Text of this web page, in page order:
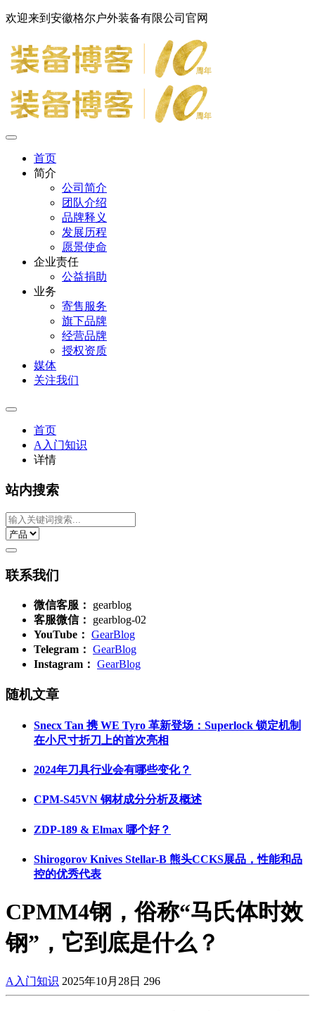
欢迎来到安徽格尔户外装备有限公司官网
首页
简介
公司简介
团队介绍
品牌释义
发展历程
愿景使命
企业责任
公益捐助
业务
寄售服务
旗下品牌
经营品牌
授权资质
媒体
关注我们
首页
A入门知识
详情
站内搜索
联系我们
微信客服：
gearblog
客服微信：
gearblog-02
YouTube： GearBlog
Telegram： GearBlog
Instagram： GearBlog
随机文章
Snecx Tan 携 WE Tyro 革新登场：Superlock 锁定机制
在小尺寸折刀上的首次亮相
2024年刀具行业会有哪些变化？
CPM-S45VN 钢材成分分析及概述
ZDP-189 & Elmax 哪个好？
Shirogorov Knives Stellar-B 熊头CCKS展品，性能和品
控的优秀代表
CPMM4钢，俗称“马氏体时效
钢”，它到底是什么？
A入门知识 2025年10月28日 296